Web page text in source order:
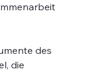
des
die